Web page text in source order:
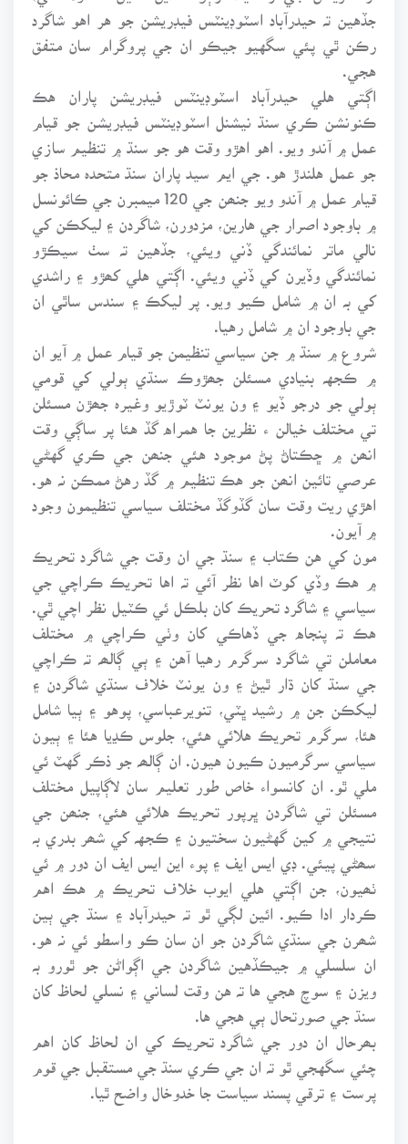
جڏهين تہ حيدرآباد اسٽوڊينٽس فيڊريشن جو هر اهو شاگرد
رڪن ٿي پئي سگهيو جيڪو ان جي پروگرام سان متفق
اڳتي هلي حيدرآباد اسٽوڊينٽس فيڊريشن پاران هڪ
ڪنونشن ڪري سنڌ نيشنل اسٽوڊينٽس فيڊريشن جو قيام
عمل ۾ آندو ويو. اهو اهڙو وقت هو جو سنڌ ۾ تنظيم سازي
جو عمل هلندڙ هو. جي ايم سيد پاران سنڌ متحدہ محاذ جو
قيام عمل ۾ آندو ويو جنھن جي 120 ميمبرن جي ڪائونسل
۾ باوجود اصرار جي هارين، مزدورن، شاگردن ۽ ليکڪن کي
نالي ماتر نمائندگي ڏني ويئي، جڏهين تہ سٺ سيڪڙو
نمائندگي وڏيرن کي ڏني ويئي. اڳتي هلي کھڙو ۽ راشدي
کي بہ ان ۾ شامل ڪيو ويو. پر ليکڪ ۽ سندس ساٿي ان
جي باوجود ان ۾ شامل رهيا.
شروع ۾ سنڌ ۾ جن سياسي تنظيمن جو قيام عمل ۾ آيو ان
۾ ڪجهہ بنيادي مسئلن جھڙوڪ سنڌي ٻولي کي قومي
ٻولي جو درجو ڏيو ۽ ون يونٽ ٽوڙيو وغيرہ جھڙن مسئلن
تي مختلف خيالن ء نظرين جا همراه گڏ هئا پر ساڳي وقت
انھن ۾ ڇڪتاڻ پڻ موجود هئي جنھن جي ڪري گهڻي
عرصي تائين انھن جو هڪ تنظيم ۾ گڏ رهڻ ممڪن نہ هو.
اهڙي ريت وقت سان گڏوگڏ مختلف سياسي تنظيمون وجود
۾ آيون.
مون کي هن ڪتاب ۽ سنڌ جي ان وقت جي شاگرد تحريڪ
۾ هڪ وڏي کوٽ اها نظر آئي تہ اها تحريڪ ڪراچي جي
سياسي ۽ شاگرد تحريڪ کان بلڪل ئي ڪٽيل نظر اچي ٿي.
هڪ تہ پنجاه جي ڏهاڪي کان وٺي ڪراچي ۾ مختلف
معاملن تي شاگرد سرگرم رهيا آهن ۽ ٻي ڳالھہ تہ ڪراچي
جي سنڌ کان ڌار ٿيڻ ۽ ون يونٽ خلاف سنڌي شاگردن ۽
ليکڪن جن ۾ رشيد ڀٽي، تنويرعباسي، پوهو ۽ ٻيا شامل
هئا، سرگرم تحريڪ هلائي هئي، جلوس ڪڍيا هئا ۽ ٻيون
سياسي سرگرميون ڪيون هيون. ان ڳالھہ جو ذڪر گهٽ ئي
ملي ٿو. ان کانسواء خاص طور تعليم سان لاڳاپيل مختلف
مسئلن تي شاگردن ڀرپور تحريڪ هلائي هئي، جنھن جي
نتيجي ۾ کين گهڻيون سختيون ۽ ڪجهہ کي شھر بدري بہ
سھڻي پيئي. ڊي ايس ايف ۽ پوء اين ايس ايف ان دور ۾ ئي
ٺھيون، جن اڳتي هلي ايوب خلاف تحريڪ ۾ هڪ اهم
ڪردار ادا ڪيو. ائين لڳي ٿو تہ حيدرآباد ۽ سنڌ جي ٻين
شھرن جي سنڌي شاگردن جو ان سان ڪو واسطو ئي نہ هو.
ان سلسلي ۾ جيڪڏهين شاگردن جي اڳواڻن جو ٿورو بہ
ويزن ۽ سوچ هجي ها تہ هن وقت لساني ۽ نسلي لحاظ کان
سنڌ جي صورتحال ٻي هجي ها.
بھرحال ان دور جي شاگرد تحريڪ کي ان لحاظ کان اهم
چئي سگهجي ٿو تہ ان جي ڪري سنڌ جي مستقبل جي قوم
پرست ۽ ترقي پسند سياست جا خدوخال واضح ٿيا.